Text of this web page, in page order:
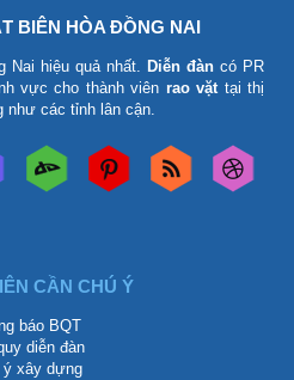
BIÊN HÒA ĐỒNG NAI
Nai hiệu quả nhất. Diễn đàn có PR
vực cho thành viên rao vặttại thị
như các tỉnh lân cận.
CẦN CHÚ Ý
báo BQT
diễn đàn
ý xây dựng